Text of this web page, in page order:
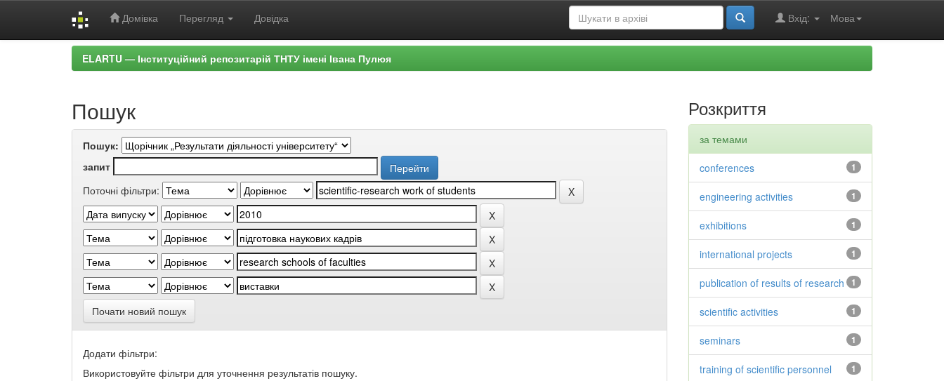
Домівка Перегляд Довідка Мова
Вхід:
ELARTU — Інституційний репозитарій ТНТУ імені Івана Пулюя
Пошук
Пошук:
запит
Поточні фільтри:
Почати новий пошук
Додати фільтри:
Використовуйте фільтри для уточнення результатів пошуку.
Розкриття
за темами
1
conferences
1
engineering activities
1
exhibitions
1
international projects
1
publication of results of research
1
scientific activities
1
seminars
1
training of scientific personnel